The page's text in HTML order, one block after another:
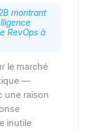
montrant
RevOps à
le marché
—
une raison
inutile